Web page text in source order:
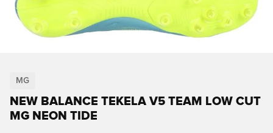
MG
NEW BALANCE TEKELA V5 TEAM LOW CUT
MG NEON TIDE